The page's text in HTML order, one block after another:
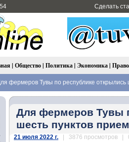
Сделать
| Общество| Политика| Экономика|
фермеров Тувы по республике открылись
Для фермеров Тувы
шесть пунктов
21 июля 2022 г. | 3876 просмотров |